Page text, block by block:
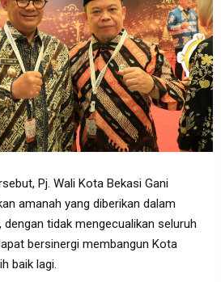
Pj. Wali Kota Bekasi Gani
amanah yang diberikan dalam
tidak mengecualikan seluruh
bersinergi membangun Kota
baik lagi.